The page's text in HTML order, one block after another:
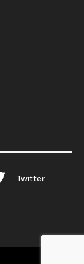
Twitter